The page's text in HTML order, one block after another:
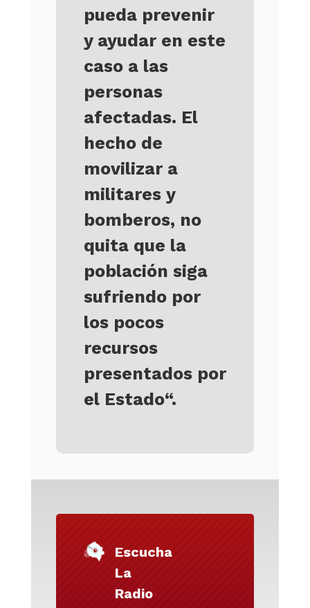
pueda prevenir
y ayudar en este
caso a las
personas
afectadas. El
hecho de
movilizar a
militares y
bomberos, no
quita que la
población siga
sufriendo por
los pocos
recursos
presentados por
el Estado“.
Escucha
La
Radio